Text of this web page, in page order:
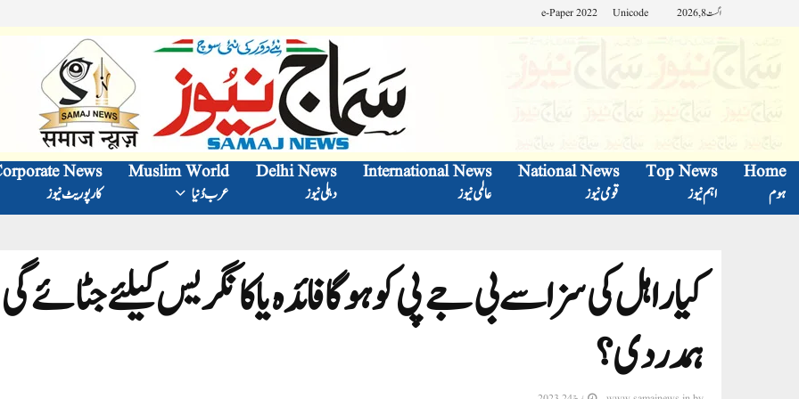
اگست 8, 2026 Unicode
e-Paper 2022
Home
ہوم
Top News
اہم نیوز
National News
قومی نیوز
International News
عالمی نیوز
Delhi News
دہلی نیوز
Muslim World
عرب دُنیا
News
کارپوریٹ نیوز
کیا راہل کی سزا سے بی جے پی کو ہوگا فائدہ یا کانگریس کیلئے جٹائے گی
ہمدردی؟